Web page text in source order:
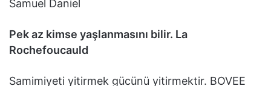
Samuel Daniel
Pek az kimse yaşlanmasını bilir. La
Rochefoucauld
Samimiyeti yitirmek gücünü yitirmektir. BOVEE